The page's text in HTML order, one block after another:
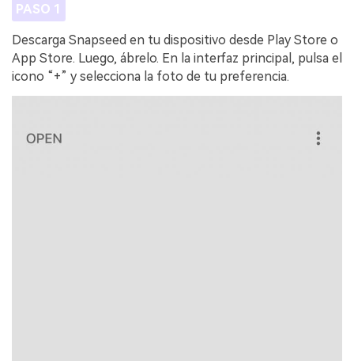
PASO 1
Descarga Snapseed en tu dispositivo desde Play Store o
App Store. Luego, ábrelo. En la interfaz principal, pulsa el
icono “+” y selecciona la foto de tu preferencia.